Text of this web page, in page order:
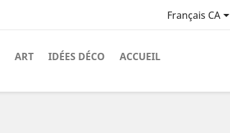
Français CA
ART IDÉES DÉCO ACCUEIL